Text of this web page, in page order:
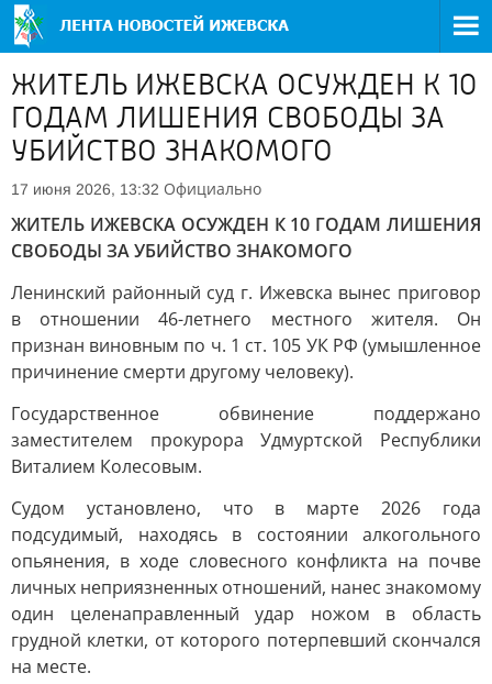
ЖИТЕЛЬ ИЖЕВСКА ОСУЖДЕН К 10
ГОДАМ ЛИШЕНИЯ СВОБОДЫ ЗА
УБИЙСТВО ЗНАКОМОГО
17 июня 2026, 13:32 Официально
ЖИТЕЛЬ ИЖЕВСКА ОСУЖДЕН К 10 ГОДАМ ЛИШЕНИЯ
СВОБОДЫ ЗА УБИЙСТВО ЗНАКОМОГО
Ленинский районный суд г. Ижевска вынес приговор
в отношении 46-летнего местного жителя. Он
признан виновным по ч. 1 ст. 105 УК РФ (умышленное
причинение смерти другому человеку).
Государственное обвинение поддержано
заместителем прокурора Удмуртской Республики
Виталием Колесовым.
Судом установлено, что в марте 2026 года
подсудимый, находясь в состоянии алкогольного
опьянения, в ходе словесного конфликта на почве
личных неприязненных отношений, нанес знакомому
один целенаправленный удар ножом в область
грудной клетки, от которого потерпевший скончался
на месте.